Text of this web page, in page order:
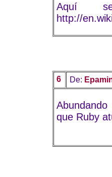
Aquí
http://
6 De:
que Ruby